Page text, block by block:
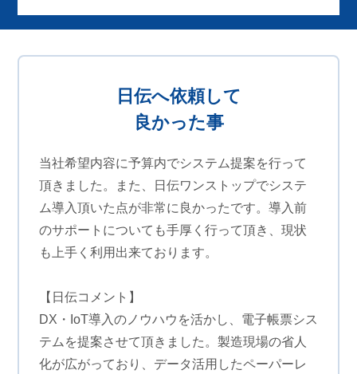
日伝へ依頼して
良かった事
当社希望内容に予算内でシステム提案を行って
頂きました。また、日伝ワンストップでシステ
ム導入頂いた点が非常に良かったです。導入前
のサポートについても手厚く行って頂き、現状
も上手く利用出来ております。
【日伝コメント】
DX・IoT導入のノウハウを活かし、電子帳票シス
テムを提案させて頂きました。製造現場の省人
化が広がっており、データ活用したペーパーレ